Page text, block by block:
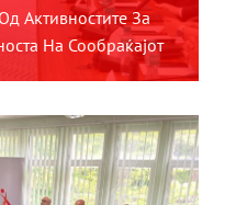
Активностите За
На Сообраќајот